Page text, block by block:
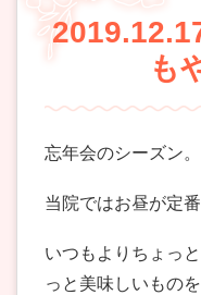
も
忘年会のシーズン。
当院ではお昼が定番
いつもよりちょっ
っと美味しいもの